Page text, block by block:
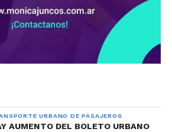
URBANO DE PASAJEROS
AUMENTO DEL BOLETO URBANO